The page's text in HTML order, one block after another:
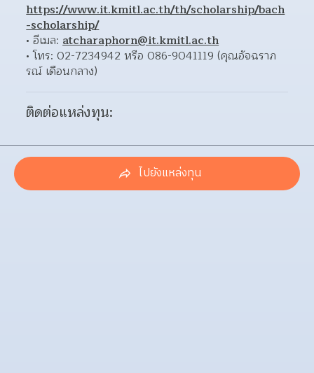
https://www.it.kmitl.ac.th/th/scholarship/bach
-scholarship/
อีเมล: atcharaphorn@it.kmitl.ac.th
โทร: 02-7234942 หรือ 086-9041119 (คุณอัจฉราภ
รณ์ เดือนกลาง)
ติดต่อแหล่งทุน:
ไปยังแหล่งทุน